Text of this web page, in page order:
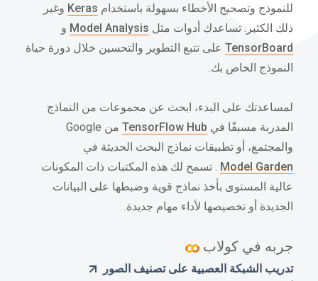
للنموذج وتصحيح الأخطاء بسهولة باستخدام Keras وغير
ذلك الكثير. تساعدك أدوات مثل Model Analysis و
TensorBoard على تتبع التطوير والتحسين خلال دورة حياة
النموذج الخاص بك.
لمساعدتك على البدء، ابحث عن مجموعات من النماذج
المدربة مسبقًا في TensorFlow Hub
من Google
والمجتمع، أو تطبيقات نماذج البحث الحديثة في
Model Garden . تسمح لك هذه المكتبات ذات المكونات
عالية المستوى بأخذ نماذج قوية وضبطها على البيانات
الجديدة أو تخصيصها لأداء مهام جديدة.
جربه في كولاب
تدريب الشبكة العصبية على تصنيف الصور